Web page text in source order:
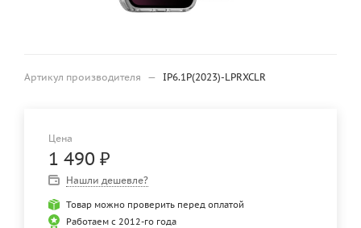
Артикул производителя — IP6.1P(2023)-LPRXCLR
Цена
1 490 ₽
Нашли дешевле?
Товар можно проверить перед оплатой
Работаем с 2012-го года